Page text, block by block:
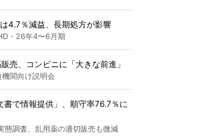
4.7％減益、長期処方が影響
・26年4〜6月期
売、コンビニに「大きな前進」
機関向け説明会
書で情報提供」、順守率76.7％に
態調査、乱用薬の適切販売も微減